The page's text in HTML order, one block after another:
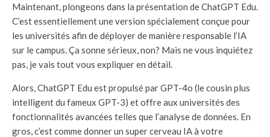
Maintenant, plongeons dans la présentation de ChatGPT Edu.
C’est essentiellement une version spécialement conçue pour
les universités afin de déployer de manière responsable l’IA
sur le campus. Ça sonne sérieux, non? Mais ne vous inquiétez
pas, je vais tout vous expliquer en détail.
Alors, ChatGPT Edu est propulsé par GPT-4o (le cousin plus
intelligent du fameux GPT-3) et offre aux universités des
fonctionnalités avancées telles que l’analyse de données. En
gros, c’est comme donner un super cerveau IA à votre